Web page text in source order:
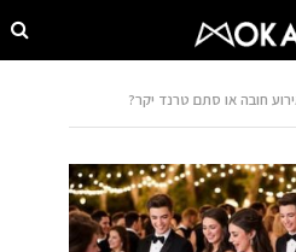
חובה או סתם טרנד יקר?